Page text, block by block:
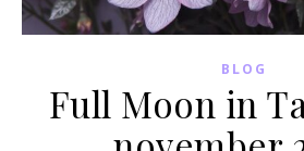
BLOG
Full Moon in